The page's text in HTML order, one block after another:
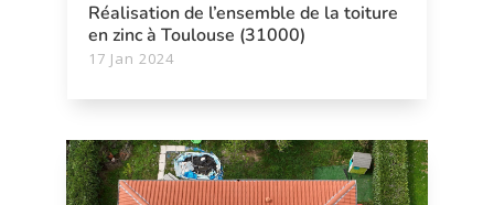
Réalisation de l’ensemble de la toiture
en zinc à Toulouse (31000)
17 Jan 2024